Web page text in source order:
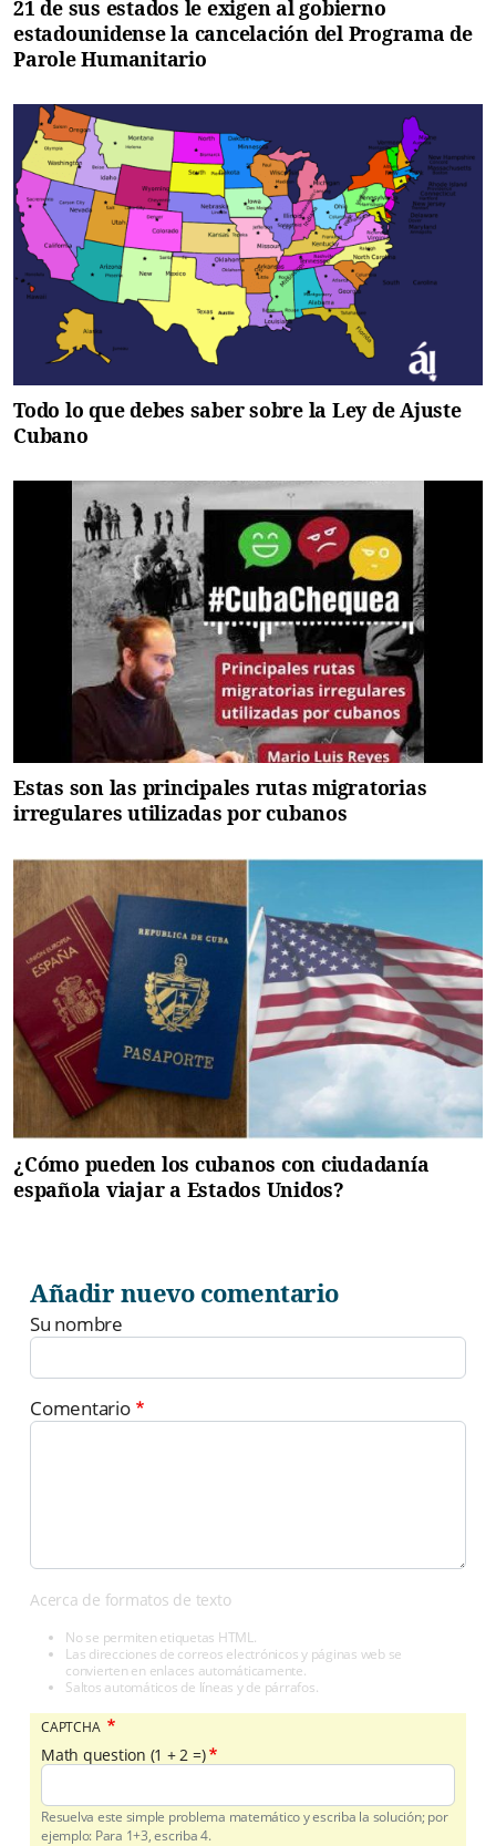
21 de sus estados le exigen al gobierno
estadounidense la cancelación del Programa de
Parole Humanitario
Todo lo que debes saber sobre la Ley de Ajuste
Cubano
Estas son las principales rutas migratorias
irregulares utilizadas por cubanos
¿Cómo pueden los cubanos con ciudadanía
española viajar a Estados Unidos?
Añadir nuevo comentario
Su nombre
Comentario
Acerca de formatos de texto
No se permiten etiquetas HTML.
Las direcciones de correos electrónicos y páginas web se
convierten en enlaces automáticamente.
Saltos automáticos de líneas y de párrafos.
CAPTCHA
Math question (1 + 2 =)
Resuelva este simple problema matemático y escriba la solución; por
ejemplo: Para 1+3, escriba 4.